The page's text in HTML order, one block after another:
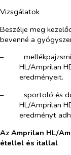
Vizsgálatok
Beszélje meg
bevenné a
–​
HL/Amprilan
eredményeit.
–​
sportoló és
HL/Amprilan
eredményt
Az Amprilan HL/
étellel és itallal